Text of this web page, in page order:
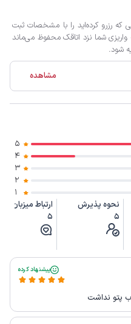
که رزرو کرده‌اید را با مشخصات ثبت
شما نزد اتاقک محفوظ می‌ماند
شود.
مشاهده
5
4
3
2
1
نحوه پذیرش
5
ارتباط میزبان
5
پیشنهاد کرده
پتو نداشت